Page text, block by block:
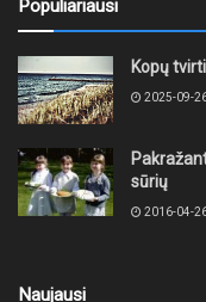
Populiariausi
Kopų
2025-09-
sūrių
2016-04-
Naujausi